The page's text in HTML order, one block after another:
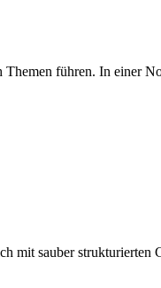
führen. In einer
sauber strukturierten